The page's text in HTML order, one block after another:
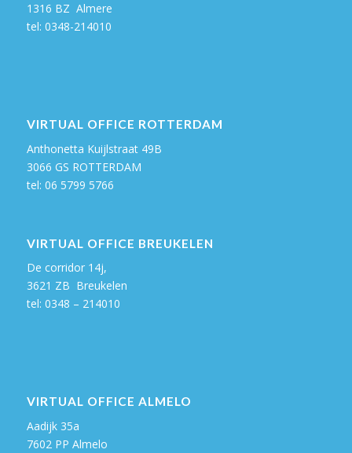
1316 BZ Almere
tel: 0348-214010
VIRTUAL OFFICE ROTTERDAM
Anthonetta Kuijlstraat 49B
3066 GS ROTTERDAM
tel: 06 5799 5766
VIRTUAL OFFICE BREUKELEN
De corridor 14j,
3621 ZB Breukelen
tel: 0348 – 214010
VIRTUAL OFFICE ALMELO
Aadijk 35a
7602 PP Almelo